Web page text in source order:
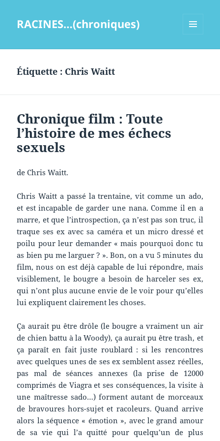
RACINES…(chroniques)
Étiquette : Chris Waitt
Chronique film : Toute
l’histoire de mes échecs
sexuels
de Chris Waitt.
Chris Waitt a passé la trentaine, vit comme un ado,
et est incapable de garder une nana. Comme il en a
marre, et que l’introspection, ça n’est pas son truc, il
traque ses ex avec sa caméra et un micro dressé et
poilu pour leur demander « mais pourquoi donc tu
as bien pu me larguer ? ». Bon, on a vu 5 minutes du
film, nous on est déjà capable de lui répondre, mais
visiblement, le bougre a besoin de harceler ses ex,
qui n’ont plus aucune envie de le voir pour qu’elles
lui expliquent clairement les choses.
Ça aurait pu être drôle (le bougre a vraiment un air
de chien battu à la Woody), ça aurait pu être trash, et
ça paraît en fait juste roublard : si les rencontres
avec quelques unes de ses ex semblent assez réelles,
pas mal de séances annexes (la prise de 12000
comprimés de Viagra et ses conséquences, la visite à
une maîtresse sado…) forment autant de morceaux
de bravoures hors-sujet et racoleurs. Quand arrive
alors la séquence « émotion », avec le grand amour
de sa vie qui l’a quitté pour quelqu’un de plus